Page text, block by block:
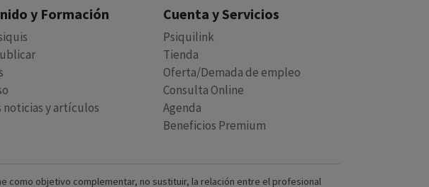
y Formación
noticias y artículos
Cuenta y Servicios
Psiquilink
Tienda
Oferta/Demada de empleo
Consulta Online
Agenda
Beneficios Premium
como objetivo complementar, no sustituir, la relación entre el profesional